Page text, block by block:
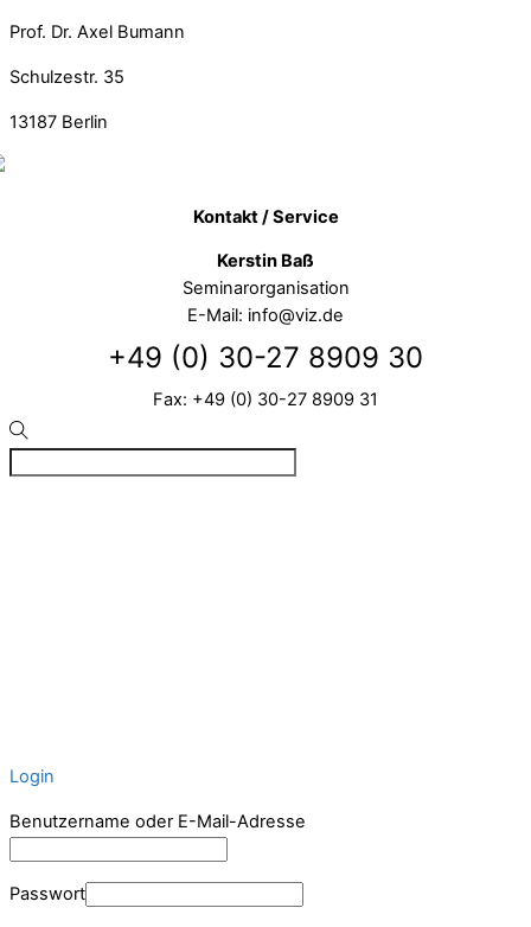
Prof. Dr. Axel Bumann
Schulzestr. 35
13187 Berlin
Kontakt / Service
Kerstin Baß
Seminarorganisation
E-Mail: info@viz.de
+49 (0) 30-27 8909 30
Fax: +49 (0) 30-27 8909 31
Login
Benutzername oder E-Mail-Adresse
Passwort